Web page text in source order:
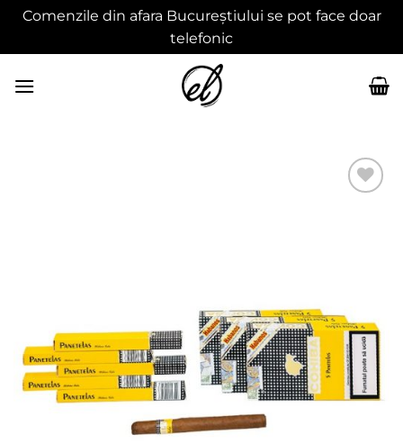
Comenzile din afara Bucureștiului se pot face doar
telefonic